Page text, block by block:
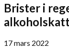
Brister i
17 mars 2022